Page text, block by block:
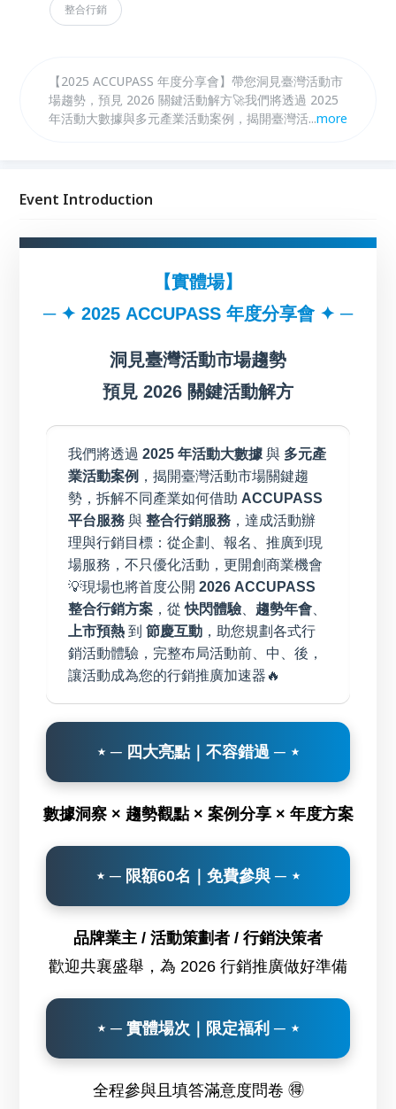
整合行銷
【2025 ACCUPASS 年度分享會】帶您洞見臺灣活動市
場趨勢，預見 2026 關鍵活動解方🚀我們將透過 2025
年活動大數據與多元產業活動案例，揭開臺灣活動市場
上市預熱到節慶互動，助您找到活動解方，解決行銷難
...more
Event Introduction
【實體場】
─ ✦ 2025 ACCUPASS 年度分享會 ✦ ─
洞見臺灣活動市場趨勢
預見 2026 關鍵活動解方
我們將透過2025 年活動大數據與 多元產
業活動案例 ，揭開臺灣活動市場關鍵趨
勢，拆解不同產業如何借助 ACCUPASS
平台服務與整合行銷服務 ，達成活動辦
理與行銷目標：從企劃、報名、推廣到現
場服務，不只優化活動，更開創商業機會
💡現場也將首度公開2026 ACCUPASS
整合行銷方案 ，從快閃體驗 趨勢年會
上市預熱到節慶互動 ，助您規劃各式行
銷活動體驗，完整布局活動前、中、後，
讓活動成為您的行銷推廣加速器🔥
⋆ ─ 四大亮點｜不容錯過 ─ ⋆
數據洞察 × 趨勢觀點 × 案例分享 × 年度方案
⋆ ─ 限額60名｜免費參與 ─ ⋆
品牌業主 / 活動策劃者 / 行銷決策者
歡迎共襄盛舉，為 2026 行銷推廣做好準備
⋆ ─ 實體場次｜限定福利 ─ ⋆
全程參與且填答滿意度問卷 🉐